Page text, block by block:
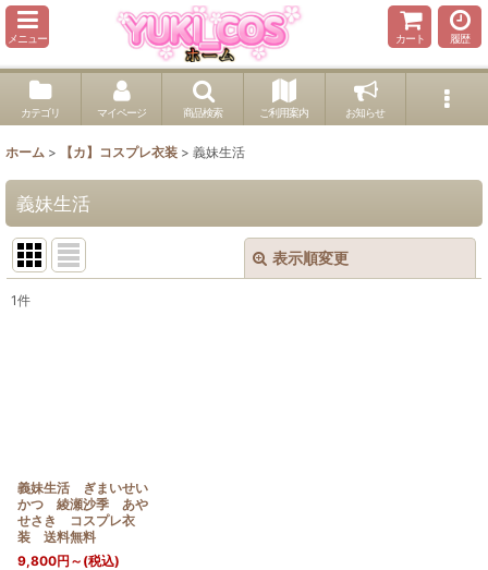
メニュー カート 履歴
カテゴリ マイページ 商品検索 ご利用案内 お知らせ
ホーム > 【カ】コスプレ衣装 > 義妹生活
義妹生活
表示順変更
1件
義妹生活 ぎまいせい
かつ 綾瀬沙季 あや
せさき コスプレ衣
装 送料無料
9,800円 ～ (税込)